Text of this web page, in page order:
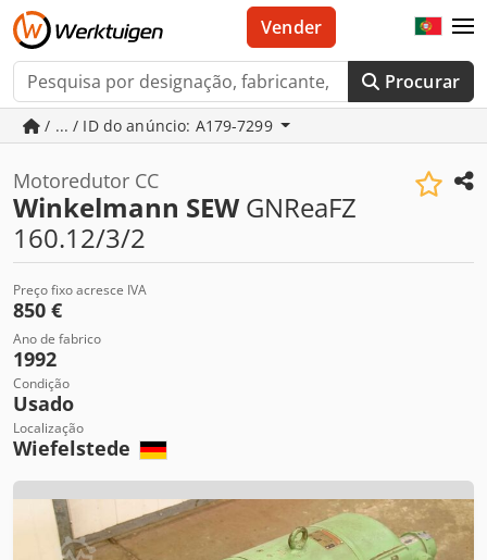
Procurar
Vender
/ ... / ID do anúncio: A179-7299
Motoredutor CC
Winkelmann SEW GNReaFZ
160.12/3/2
Preço fixo acresce IVA
850 €
Ano de fabrico
1992
Condição
Usado
Localização
Wiefelstede